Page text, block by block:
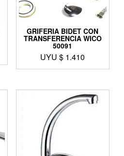
GRIFERIA BIDET CON
TRANSFERENCIA WICO
50091
UYU $ 1.410